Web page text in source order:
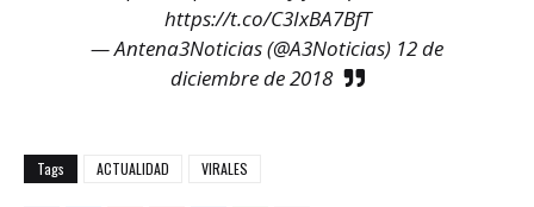
https://t.co/C3IxBA7BfT
— Antena3Noticias (@A3Noticias) 12 de
diciembre de 2018
Tags ACTUALIDAD VIRALES